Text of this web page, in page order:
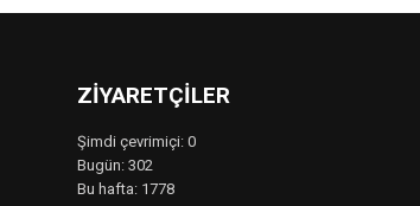
ZIYARETÇILER
Şimdi çevrimiçi: 0
Bugün: 302
Bu hafta: 1778